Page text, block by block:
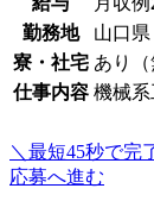
勤務地
山口
寮・社宅 あり（
仕事内容 機械系
＼最短45秒で完
応募へ進む